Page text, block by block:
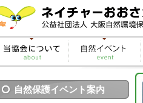
自然保護イベント案内